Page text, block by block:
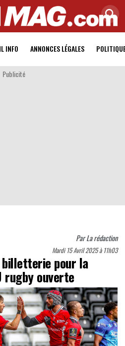
INFO ANNONCES LÉGALES
Publicité
ParLa rédaction
Mardi 15 Avril 2025 à 11h03
billetterie pour la
rugby ouverte